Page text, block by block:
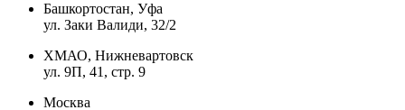
Башкортостан, Уфа
ул. Заки Валиди, 32/2
ХМАО, Нижневартовск
ул. 9П, 41, стр. 9
Москва